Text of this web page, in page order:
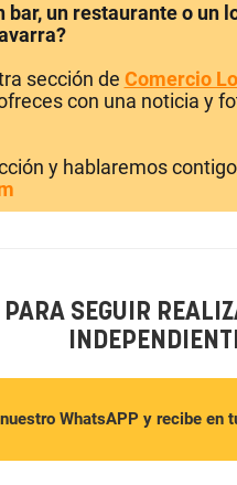
bar, un restaurante o un
sección de Comercio
con una noticia y
y hablaremos
PARA SEGUIR
WhatsAPP y recibe en